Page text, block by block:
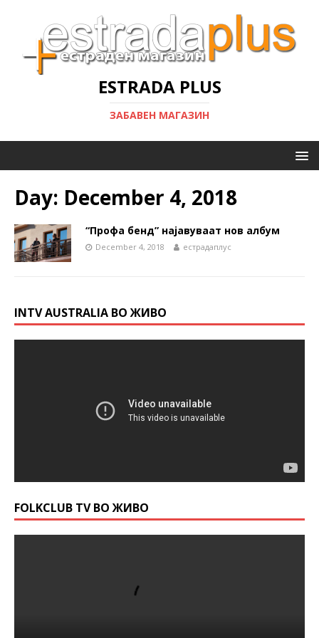
ESTRADA PLUS
ЗАБАВЕН МАГАЗИН
Day: December 4, 2018
“Профа бенд” најавуваат нов албум
December 4, 2018 естрадаплус
INTV AUSTRALIA ВО ЖИВО
FOLKCLUB TV ВО ЖИВО